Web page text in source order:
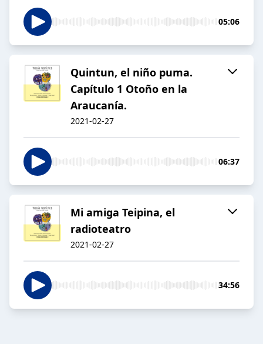
05:06
Quintun, el niño puma.
Capítulo 1 Otoño en la
Araucanía.
2021-02-27
06:37
Mi amiga Teipina, el
radioteatro
2021-02-27
34:56